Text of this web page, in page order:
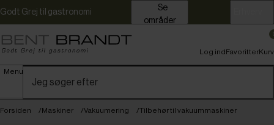
Godt Grej til gastronomi
områder
Menu
Log indFavoritterKurv
Forsiden Maskiner Vakuumering Tilbehør til vakuummaskiner